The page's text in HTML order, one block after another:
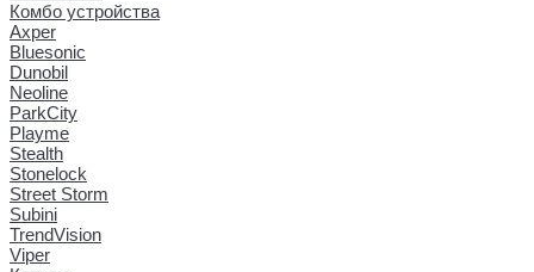
Комбо устройства
Axper
Bluesonic
Dunobil
Neoline
ParkCity
Playme
Stealth
Stonelock
Street Storm
Subini
TrendVision
Viper